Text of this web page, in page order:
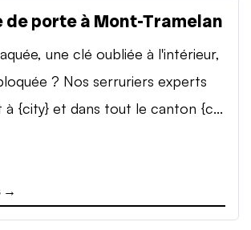
de porte à Mont-Tramelan
une clé oubliée à l'intérieur,
? Nos serruriers experts
à {city} et dans tout le canton {c...
→